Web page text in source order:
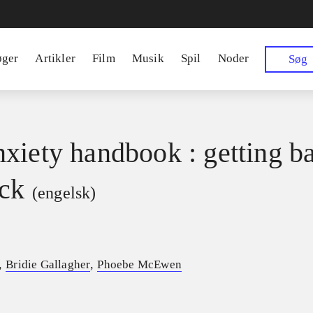
Artikler Film Musik Spil Noder Søg
handbook : getting
(engelsk)
Bridie Gallagher,Phoebe McEwen